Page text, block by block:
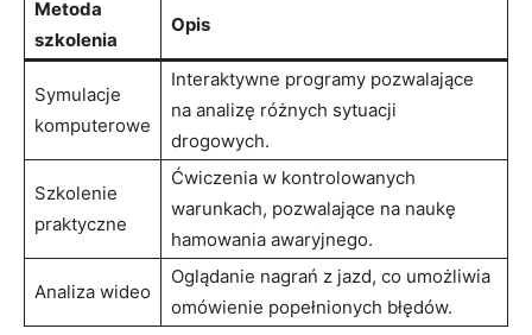
Metoda
‍szkolenia
Opis
Symulacje
komputerowe
Interaktywne programy pozwalające
na analizę różnych sytuacji
‌drogowych.
Szkolenie​
praktyczne
Ćwiczenia w kontrolowanych
warunkach, pozwalające na naukę
hamowania awaryjnego.
Analiza wideo
Oglądanie nagrań z jazd, co umożliwia
omówienie popełnionych ⁣błędów.